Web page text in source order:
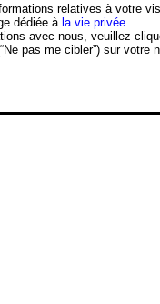
relatives à votre
dédiée àla vie privée
avec nous, veuillez
pas me cibler”) sur